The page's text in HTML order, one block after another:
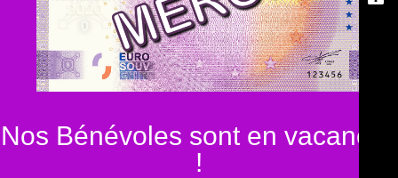
Nos Bénévoles sont en vacances
!